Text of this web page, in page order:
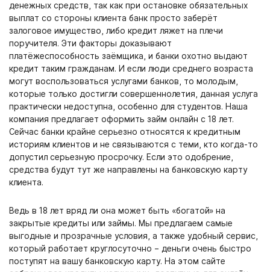
денежных средств, так как при остановке обязательных
выплат со стороны клиента банк просто заберёт
залоговое имущество, либо кредит ляжет на плечи
поручителя. Эти факторы доказывают
платёжеспособность заёмщика, и банки охотно выдают
кредит таким гражданам. И если люди среднего возраста
могут воспользоваться услугами банков, то молодым,
которые только достигли совершеннолетия, данная услуга
практически недоступна, особенно для студентов. Наша
компания предлагает оформить займ онлайн с 18 лет.
Сейчас банки крайне серьезно относятся к кредитным
историям клиентов и не связываются с теми, кто когда-то
допустил серьезную просрочку. Если это одобрение,
средства будут тут же направлены на банковскую карту
клиента.
Ведь в 18 лет вряд ли она может быть «богатой» на
закрытые кредиты или займы. Мы предлагаем самые
выгодные и прозрачные условия, а также удобный сервис,
который работает круглосуточно – деньги очень быстро
поступят на вашу банковскую карту. На этом сайте